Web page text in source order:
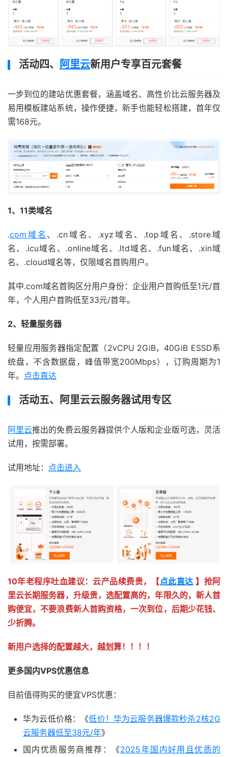
活动四、 阿里云新用户专享百元套餐
一步到位的建站优惠套餐，涵盖域名、高性价比云服务器及
易用模板建站系统，操作便捷，新手也能轻松搭建，首年仅
需168元。
1、11类域名
.com域名 、.cn域名、.xyz域名、.top域名、.store域
名、.icu域名、.online域名、.ltd域名、.fun域名、.xin域
名、.cloud域名等，仅限域名首购用户。
其中.com域名首购区分用户身份：企业用户首购低至1元/首
年，个人用户首购低至33元/首年。
2、轻量服务器
轻量应用服务器指定配置（2vCPU 2GiB，40GiB ESSD系
统盘，不含数据盘，峰值带宽200Mbps），订购周期为1
年。 点击直达
活动五、阿里云云服务器试用专区
阿里云推出的免费云服务器提供个人版和企业版可选，灵活
试用，按需部署。
试用地址： 点击进入
10年老程序吐血建议：云产品续费贵，【点此直达 】抢阿
里云长期服务器，升级贵，选配置高的，年限久的，新人首
购便宜，不要浪费新人首购资格，一次到位，后期少花钱、
少折腾。
新用户选择的配置越大，越划算！！！！
更多国内VPS优惠信息
目前值得购买的便宜VPS优惠：
华为云低价格：《低价！华为云服务器爆款秒杀2核2G
云服务器低至38元/年》
国内优质服务商推荐：《2025年国内好用且优质的